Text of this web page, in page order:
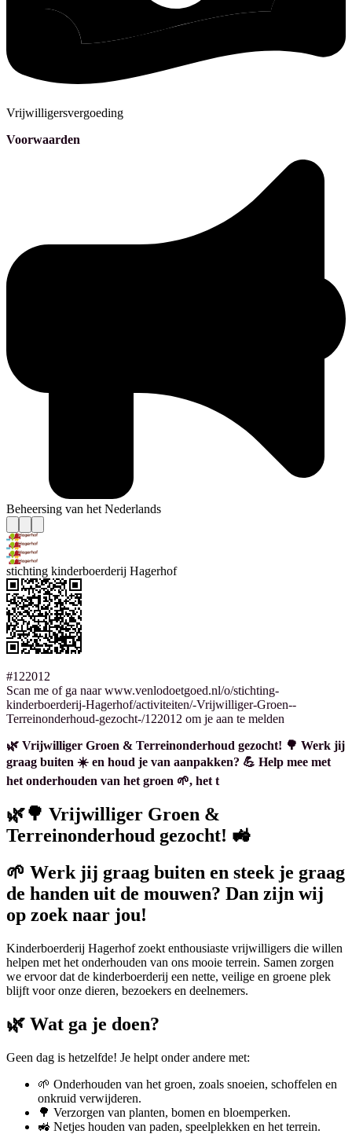
Vrijwilligersvergoeding
Voorwaarden
Beheersing van het Nederlands
stichting kinderboerderij Hagerhof
#122012
Scan me of ga naar www.venlodoetgoed.nl/o/stichting-
kinderboerderij-Hagerhof/activiteiten/-Vrijwilliger-Groen--
Terreinonderhoud-gezocht-/122012 om je aan te melden
🌿 Vrijwilliger Groen & Terreinonderhoud gezocht! 🌳 Werk jij
graag buiten ☀️ en houd je van aanpakken? 💪 Help mee met
het onderhouden van het groen 🌱, het t
🌿🌳 Vrijwilliger Groen &
Terreinonderhoud gezocht! 🚜
🌱 Werk jij graag buiten en steek je graag
de handen uit de mouwen? Dan zijn wij
op zoek naar jou!
Kinderboerderij Hagerhof zoekt enthousiaste vrijwilligers die willen
helpen met het onderhouden van ons mooie terrein. Samen zorgen
we ervoor dat de kinderboerderij een nette, veilige en groene plek
blijft voor onze dieren, bezoekers en deelnemers.
🌿 Wat ga je doen?
Geen dag is hetzelfde! Je helpt onder andere met:
🌱 Onderhouden van het groen, zoals snoeien, schoffelen en
onkruid verwijderen.
🌳 Verzorgen van planten, bomen en bloemperken.
🚜 Netjes houden van paden, speelplekken en het terrein.